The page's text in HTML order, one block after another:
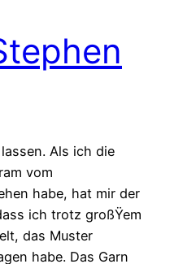
Als ich die
vom
habe, hat mir der
ich trotz großŸem
das Muster
habe. Das Garn